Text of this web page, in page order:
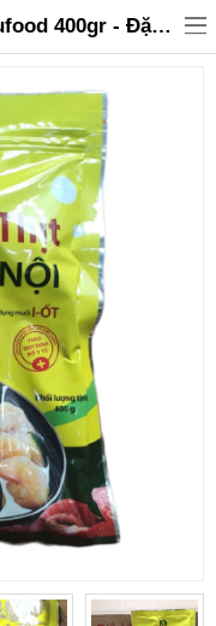
Bột canh thịt I-Ốt Hà Nội Hanufood 400gr - Đặc biệt - 29,000 | Sanhangre